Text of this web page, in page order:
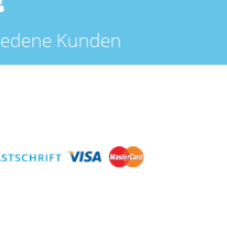
Kunden